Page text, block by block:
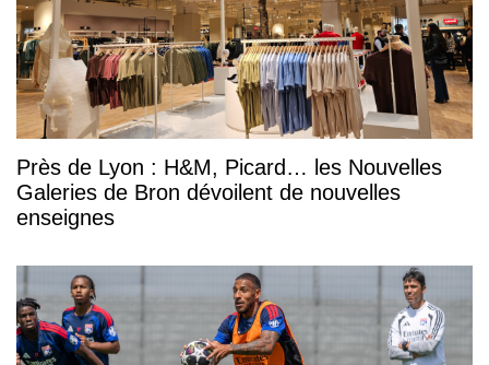
Près de Lyon : H&M, Picard… les Nouvelles
Galeries de Bron dévoilent de nouvelles
enseignes